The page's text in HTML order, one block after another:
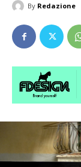
By Redazione